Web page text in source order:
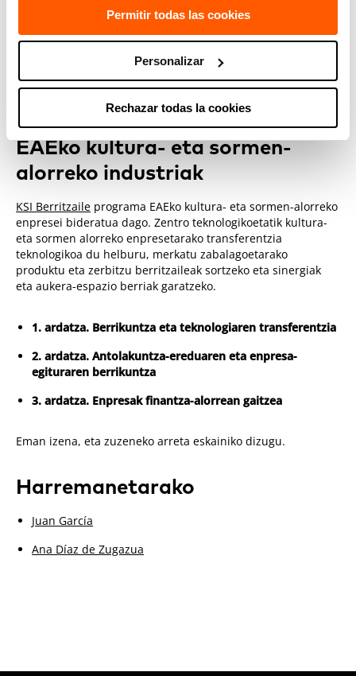
Permitir todas las cookies
Personalizar
Rechazar todas la cookies
teknologia berriak erabiliz, esperientzia edo kontzeptu
berriak garatzeko, esperimentatzeko eta probatzeko, eta
Eusko Jaurlaritzaren KSI Berritzaile programarako ideiak
sortzeko edo aztertzeko:TECNALIA
k Eusko Jaurlaritzaren
Kultura eta Hizkuntza Politika Sailarekin lankidetzan
EAEko kultura- eta sormen-
alorreko industriak
KSI Berritzaile programa EAEko kultura- eta sormen-alorreko
enpresei bideratua dago. Zentro teknologikoetatik kultura-
eta sormen alorreko enpresetarako transferentzia
teknologikoa du helburu, merkatu zabalagoetarako
produktu eta zerbitzu berritzaileak sortzeko eta sinergiak
eta aukera-espazio berriak garatzeko.
1. ardatza. Berrikuntza eta teknologiaren transferentzia
2. ardatza. Antolakuntza-ereduaren eta enpresa-
egituraren berrikuntza
3. ardatza. Enpresak finantza-alorrean gaitzea
Eman izena, eta zuzeneko arreta eskainiko dizugu.
Harremanetarako
Juan García
Ana Díaz de Zugazua